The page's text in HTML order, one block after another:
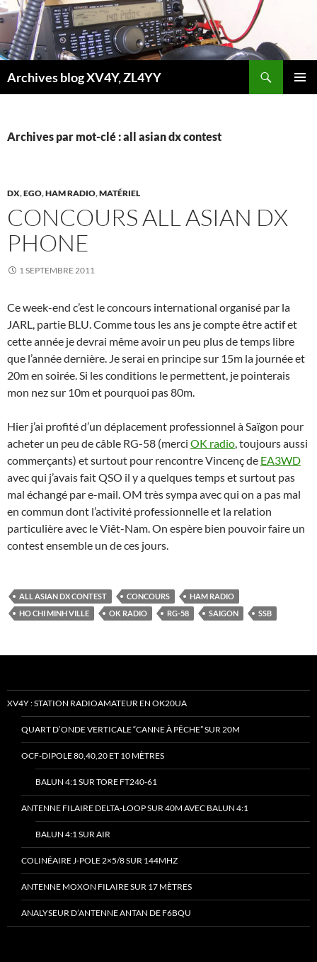
Aller
au
contenu
Archives blog XV4Y, ZL4YY
Archives par mot-clé : all asian dx contest
DX,EGO,HAM RADIO,MATÉRIEL
CONCOURS ALL ASIAN DX
PHONE
1 SEPTEMBRE 2011
Ce week-end c’est le concours international organisé par la
JARL, partie BLU. Comme tous les ans je compte être actif et
cette année je devrai même avoir un peu plus de temps libre
que l’année dernière. Je serai en principe sur 15m la journée et
20m en soirée. Si les conditions le permettent, je pointerais
mon nez sur 10m et pourquoi pas 80m.
Hier j’ai profité d’un déplacement professionnel à Saïgon pour
acheter un peu de câble RG-58 (merci OK radio, toujours aussi
commerçants) et surtout pour rencontre Vincenç de EA3WD
avec qui j’avais fait QSO il y a quelques temps et surtout pas
mal échangé par e-mail. OM très sympa avec qui on a pas mal
en commun dont l’activité professionnelle et la relation
particulière avec le Viêt-Nam. On espère bien pouvoir faire un
contest ensemble un de ces jours.
ALL ASIAN DX CONTEST CONCOURS
HAM RADIO
HO CHI MINH VILLE
OK RADIO RG-58 SAIGON SSB
XV4Y : STATION RADIOAMATEUR EN OK20UA
QUART D’ONDE VERTICALE “CANNE À PÊCHE” SUR 20M
OCF-DIPOLE 80,40,20 ET 10 MÈTRES
BALUN 4:1 SUR TORE FT240-61
ANTENNE FILAIRE DELTA-LOOP SUR 40M AVEC BALUN 4:1
BALUN 4:1 SUR AIR
COLINÉAIRE J-POLE 2×5/8 SUR 144MHZ
ANTENNE MOXON FILAIRE SUR 17 MÈTRES
ANALYSEUR D’ANTENNE ANTAN DE F6BQU